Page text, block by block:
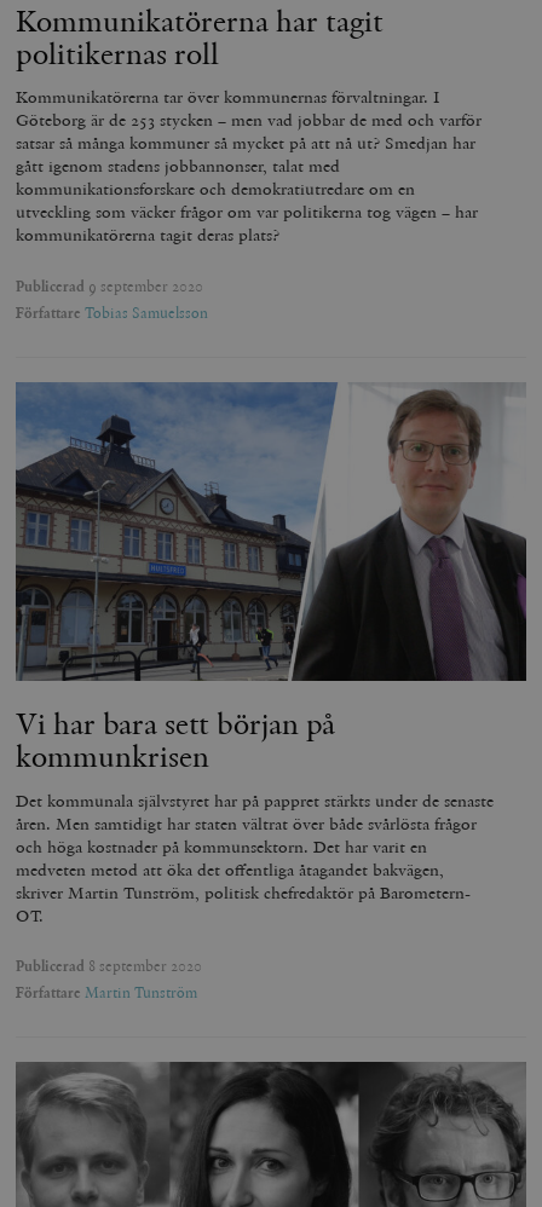
Kommunikatörerna har tagit
politikernas roll
Kommunikatörerna tar över kommunernas förvaltningar. I
Göteborg är de 253 stycken – men vad jobbar de med och varför
satsar så många kommuner så mycket på att nå ut? Smedjan har
gått igenom stadens jobbannonser, talat med
kommunikationsforskare och demokratiutredare om en
utveckling som väcker frågor om var politikerna tog vägen – har
kommunikatörerna tagit deras plats?
Publicerad 9 september 2020
Författare Tobias Samuelsson
Vi har bara sett början på
kommunkrisen
Det kommunala självstyret har på pappret stärkts under de senaste
åren. Men samtidigt har staten vältrat över både svårlösta frågor
och höga kostnader på kommunsektorn. Det har varit en
medveten metod att öka det offentliga åtagandet bakvägen,
skriver Martin Tunström, politisk chefredaktör på Barometern-
OT.
Publicerad 8 september 2020
Författare Martin Tunström